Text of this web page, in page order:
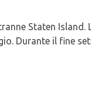
Staten Island.
Durante il fine